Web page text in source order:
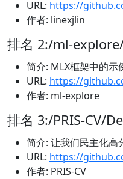
URL: https://
作者: linexjlin
排名 2:/ml-
简介: MLX框架中的示
URL: https://
作者: ml-explore
排名 3:/PRIS-CV/
简介: 让我们民主化高
URL: https://
作者: PRIS-CV